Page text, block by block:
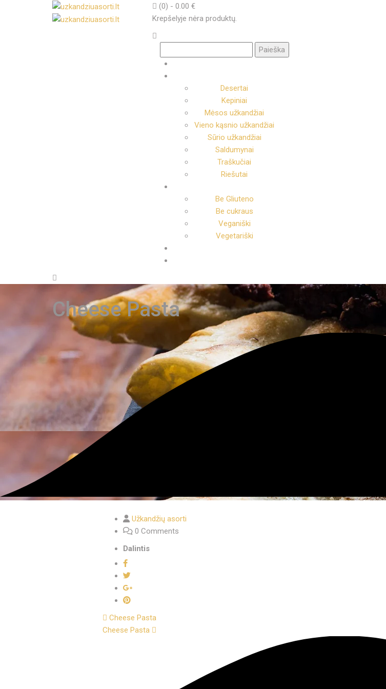
(0) - 0.00 €
Krepšelyje nėra produktų.
Desertai
Kepiniai
Mėsos užkandžiai
Vieno kąsnio užkandžiai
Sūrio užkandžiai
Saldumynai
Traškučiai
Riešutai
Be Gliuteno
Be cukraus
Veganiški
Vegetariški
Cheese Pasta
Užkandžių asorti
0 Comments
Dalintis
Cheese Pasta
Cheese Pasta